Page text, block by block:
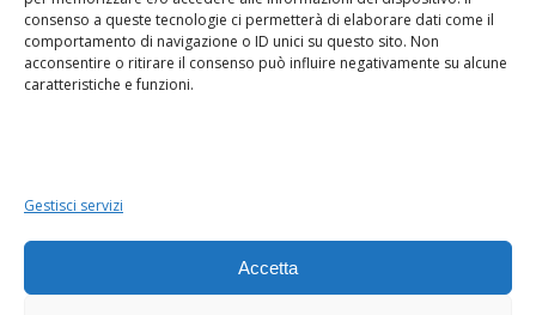
consenso a queste tecnologie ci permetterà di elaborare dati come il
comportamento di navigazione o ID unici su questo sito. Non
acconsentire o ritirare il consenso può influire negativamente su alcune
caratteristiche e funzioni.
Gestisci servizi
Accetta
Servicios
Alimentación Natural en Barcelona
Coaching Nutricional en Barcelona
Alimentación Natural Online
Wellness Business School
Roberta Colletti © 2020
Icons made by Freepik from www.flaticon.com